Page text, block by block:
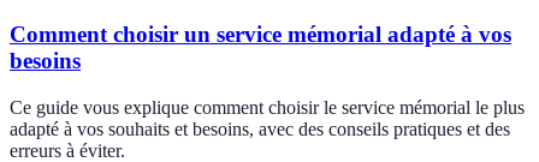
Comment choisir un service mémorial adapté à vos
besoins
Ce guide vous explique comment choisir le service mémorial le plus
adapté à vos souhaits et besoins, avec des conseils pratiques et des
erreurs à éviter.